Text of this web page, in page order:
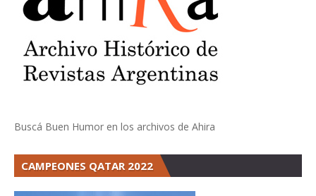
Buscá Buen Humor en los archivos de Ahira
CAMPEONES QATAR 2022